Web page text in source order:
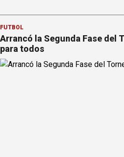
FÚTBOL
Arrancó la Segunda Fase del
para todos